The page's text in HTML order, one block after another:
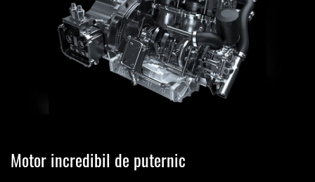
Motor incredibil de puternic